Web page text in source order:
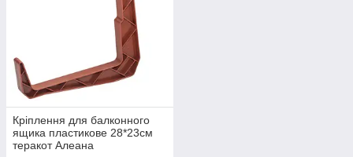
Кріплення для балконного
ящика пластикове 28*23см
теракот Алеана